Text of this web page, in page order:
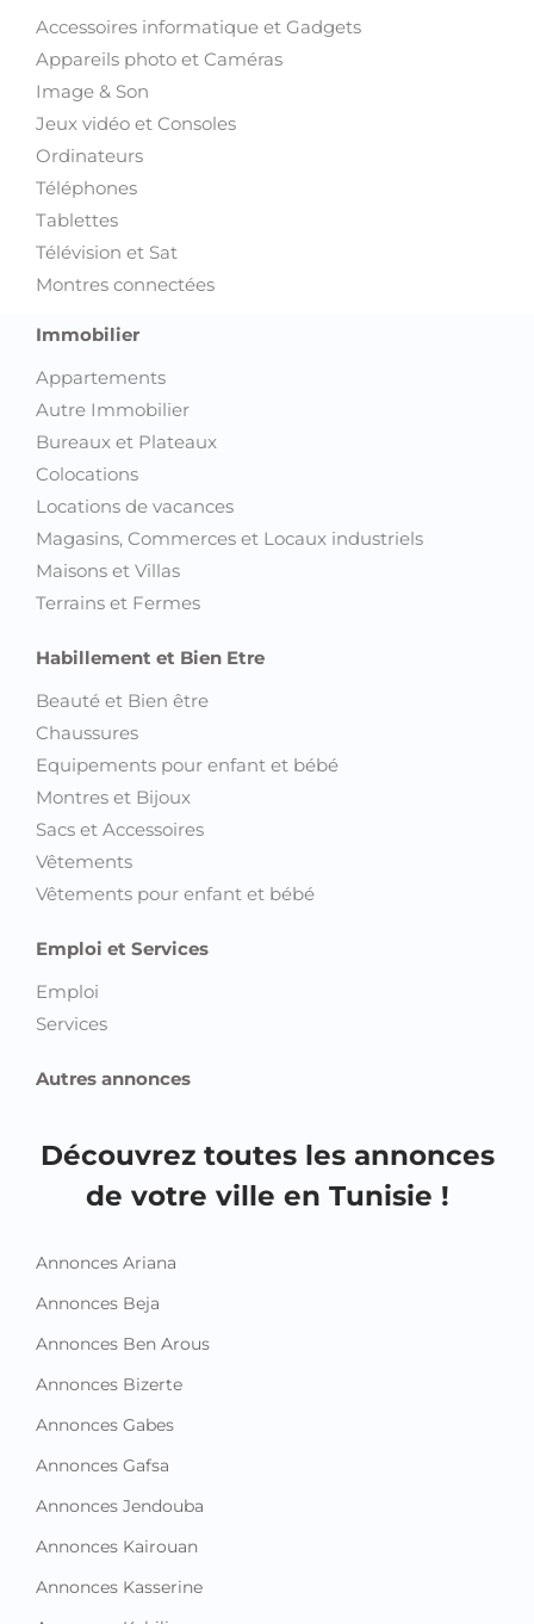
Image & Son
Jeux vidéo et Consoles
Ordinateurs
Téléphones
Tablettes
Télévision et Sat
Montres connectées
Immobilier
Autre Immobilier
Bureaux et Plateaux
Colocations
Locations de vacances
Magasins, Commerces et Locaux industriels
Maisons et Villas
Terrains et Fermes
Chaussures
Equipements pour enfant et bébé
Montres et Bijoux
Sacs et Accessoires
Vêtements
Vêtements pour enfant et bébé
Services
Autres annonces
Découvrez toutes les annonces
Annonces Ariana
Annonces Ben Arous
Annonces Bizerte
Annonces Gabes
Annonces Gafsa
Annonces Jendouba
Annonces Kairouan
Annonces Kasserine
Annonces Kebili
Annonces Kef